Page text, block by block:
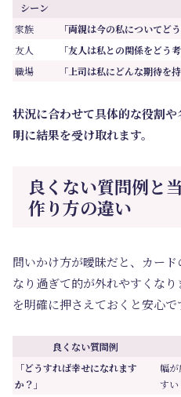
シーン
家族
「両親は今の私についてど
友人
「友人は私との関係をどう
職場
「上司は私にどんな期待を
状況に合わせて具体的な役割
明に結果を受け取れます。
良くない質問例と
作り方の違い
問いかけ方が曖昧だと、カー
なり過ぎて的が外れやすくな
を明確に押さえておくと安心で
良くない質問例
「どうすれば幸せになれます
か？」
幅
すい